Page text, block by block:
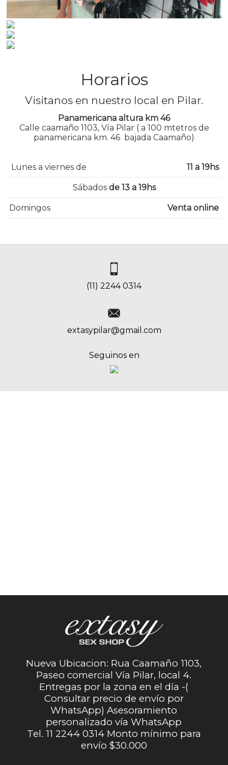
Horarios
Visitanos en nuestro local en Pilar.
Panamericana altura km 46
Calle caamaño 1103, Vía Pilar ( a 100 mtetros de
panamericana km. 46 bajada Caamaño)
Lunes a viernes de 11 a 19hs
Sábadosde 13 a 19hs
Domingos Venta online
(11) 2244 0314
extasypilar@gmail.com
Seguinos en
Nueva Ubicacion: Rua Caamaño 1103,
Paseo comercial Vía Pilar, local 4.
Entregas por la zona en el día -(
Consultar precio de envío por
WhatsApp) Asesoramiento
personalizado vía WhatsApp
Tel. 11 2244 0314 Monto mínimo para
envío $30.000